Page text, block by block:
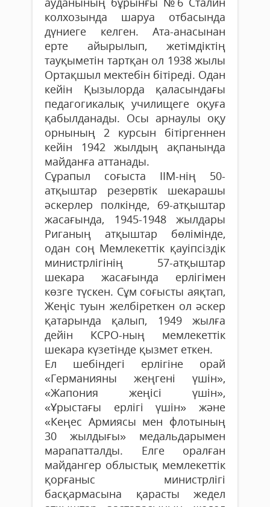
колхозында шаруа отбасында
дүниеге келген. Ата-анасынан
ерте айырылып, жетімдіктің
тауқыметін тартқан ол 1938 жылы
Ортақшыл мектебін бітіреді. Одан
кейін Қызылорда қаласындағы
педагогикалық училищеге оқуға
қабылданады. Осы арнау­­лы оқу
орнының 2 курсын бітіргеннен
кейін 1942 жылдың ақпанында
майданға аттанады.
Сұрапыл соғыста ІІМ-нің 50-
атқыштар резервтік шекарашы
әскерлер полкінде, 69-атқыштар
жасағында, 1945-1948 жылдары
Риганың атқыштар бөлімінде,
одан соң Мемлекеттік қауіпсіздік
министрлігінің 57-атқыштар
шекара жасағында ерлігімен
көзге түскен. Сұм соғысты аяқтап,
Жеңіс туын желбіреткен ол әскер
қатарында қалып, 1949 жылға
дейін КСРО-ның мемлекеттік
шекара күзетінде қызмет еткен.
Ел шебіндегі ерлігіне орай
«Германияны жеңгені үшін»,
«Жапония жеңісі үшін»,
«Ұрыстағы ерлігі үшін» және
«Кеңес Армиясы мен флотының
30 жылдығы» медальдарымен
марапатталды. Елге оралған
майдангер облыстық мемлекеттік
қорғаныс министрлігі
басқармасына қарасты жедел